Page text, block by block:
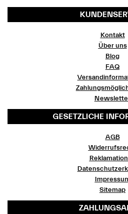
Kontakt
Über uns
Blog
FAQ
GESETZLICHE
AGB
Sitemap